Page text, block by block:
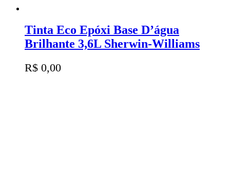
Tinta Eco Epóxi Base D’água
Brilhante 3,6L Sherwin-Williams
R$ 0,00